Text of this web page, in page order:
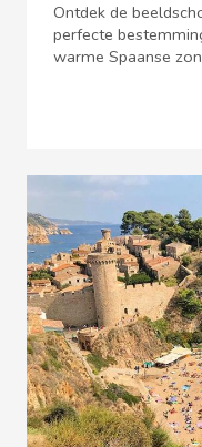
Ontdek de
perfecte
warme Spaanse